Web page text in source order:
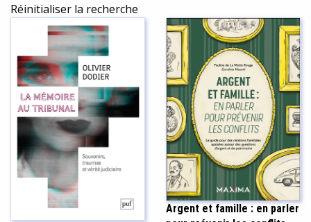
Réinitialiser la recherche
Argent et famille : en parler